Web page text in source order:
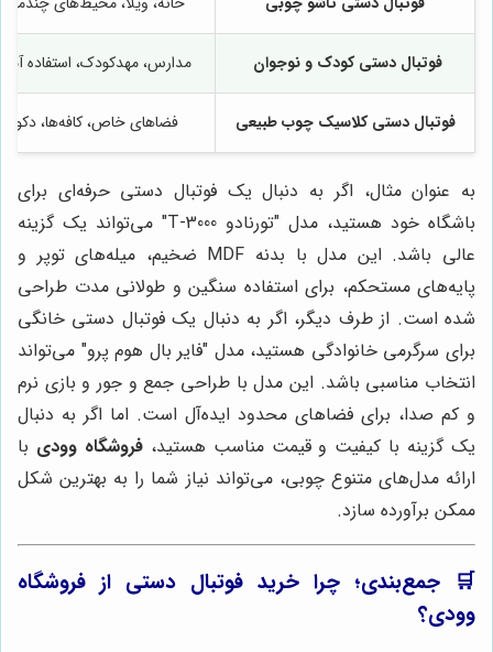
فوتبال دستی کودک و نوجوان مدارس، مهدکودک، استفاده
فوتبال دستی کلاسیک چوب طبیعی فضاهای خاص، کافه‌ها،
به عنوان مثال، اگر به دنبال یک فوتبال دستی حرفه‌ای برای
باشگاه خود هستید، مدل "تورنادو T-3000" می‌تواند یک گزینه
عالی باشد. این مدل با بدنه MDF ضخیم، میله‌های توپر و
پایه‌های مستحکم، برای استفاده سنگین و طولانی مدت طراحی
شده است. از طرف دیگر، اگر به دنبال یک فوتبال دستی خانگی
برای سرگرمی خانوادگی هستید، مدل "فایر بال هوم پرو" می‌تواند
انتخاب مناسبی باشد. این مدل با طراحی جمع و جور و بازی نرم
و کم صدا، برای فضاهای محدود ایده‌آل است. اما اگر به دنبال
یک گزینه با کیفیت و قیمت مناسب هستید،فروشگاه وودی با
ارائه مدل‌های متنوع چوبی، می‌تواند نیاز شما را به بهترین شکل
ممکن برآورده سازد.
🛒 جمع‌بندی؛ چرا خرید فوتبال دستی از فروشگاه
وودی؟